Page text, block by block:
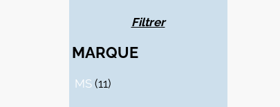
Filtrer
MARQUE
MS (11)